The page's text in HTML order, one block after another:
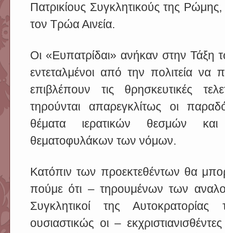
Πατρικίους Συγκλητικούς της
τον Τρώα Αινεία.
Οι «Ευπατρίδαι» ανήκαν στην Τάξη
εντεταλμένοι από την πολιτεία να
επιβλέπουν τις θρησκευτικές
τηρούνται απαρεγκλίτως οι
θέματα ιερατικών θεσμών
θεματοφυλάκων των νόμων.
Κατόπιν των προεκτεθέντων θα
πούμε ότι – τηρουμένων των
Συγκλητικοί της
ουσιαστικώς οι –